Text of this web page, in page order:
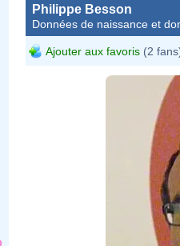
Philippe Besson
Données de naissance et
Ajouter aux favoris (2